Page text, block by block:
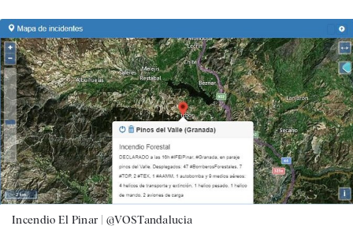
Incendio El Pinar |@VOSTandalucia